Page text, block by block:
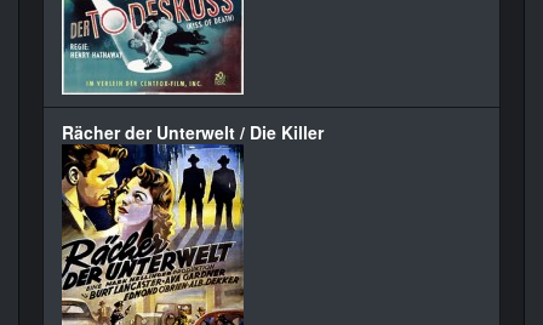
Rächer der Unterwelt / Die Killer